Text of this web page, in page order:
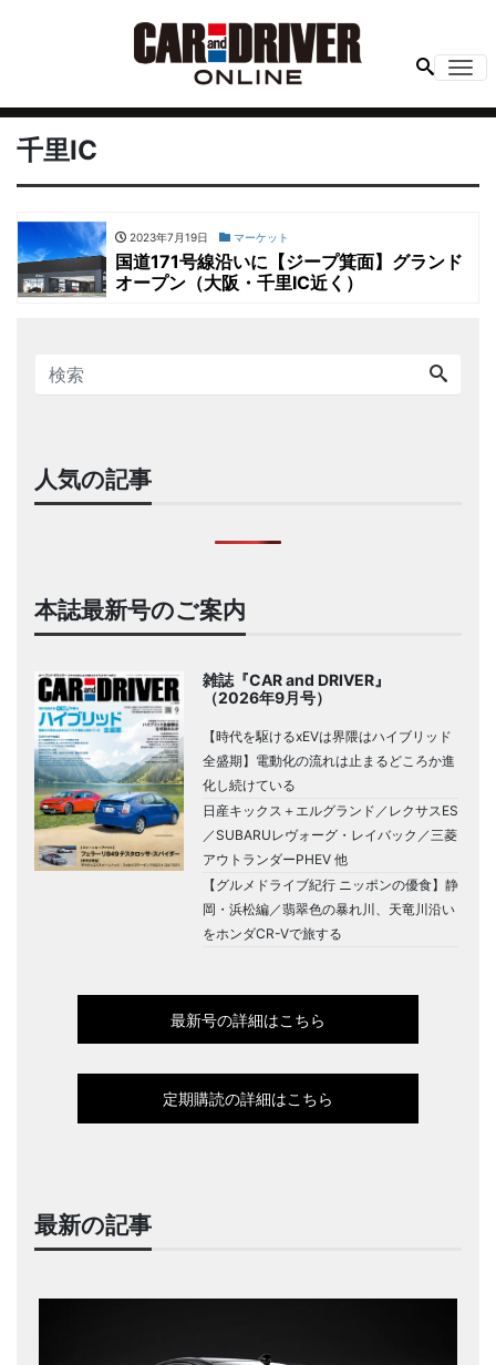
千里IC
2023年7月19日 マーケット
国道171号線沿いに【ジープ箕面】グランド
オープン（大阪・千里IC近く）
人気の記事
本誌最新号のご案内
雑誌『CAR and DRIVER』
（2026年9月号）
【時代を駆けるxEVは界隈はハイブリッド
全盛期】電動化の流れは止まるどころか進
化し続けている
日産キックス＋エルグランド／レクサスES
／SUBARUレヴォーグ・レイバック／三菱
アウトランダーPHEV 他
【グルメドライブ紀行 ニッポンの優食】静
岡・浜松編／翡翠色の暴れ川、天竜川沿い
をホンダCR-Vで旅する
最新号の詳細はこちら
定期購読の詳細はこちら
最新の記事